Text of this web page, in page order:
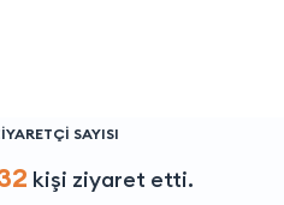
SAYISI
kişi ziyaret etti.